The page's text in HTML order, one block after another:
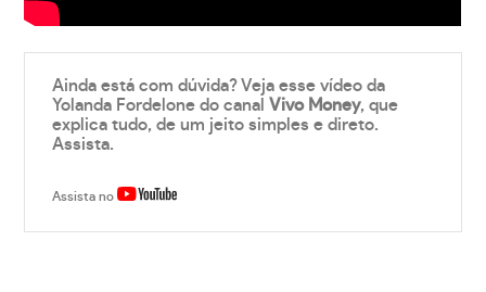
Ainda está com dúvida? Veja esse vídeo da
Yolanda Fordelone do canalVivo Money, que
explica tudo, de um jeito simples e direto.
Assista.
Assista no